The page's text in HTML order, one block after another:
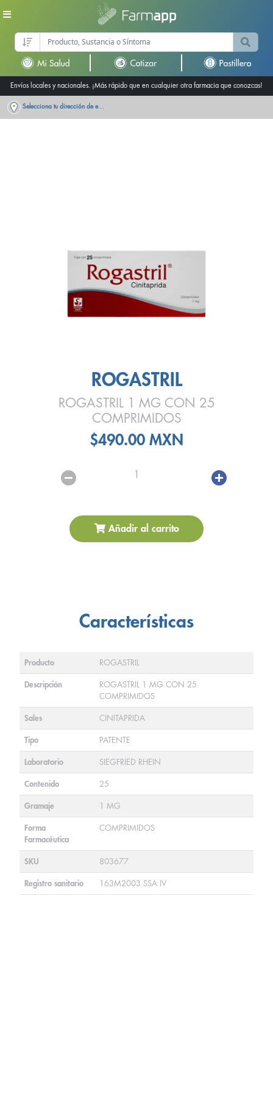
Envíos locales y nacionales. ¡Más rápido que en cualquier otra farmacia que conozcas!
Selecciona tu dirección de entrega
ROGASTRIL
ROGASTRIL 1 MG CON 25
COMPRIMIDOS
$490.00 MXN
1
Añadir al carrito
Características
Producto ROGASTRIL
Descripción
ROGASTRIL 1 MG CON 25
COMPRIMIDOS
Sales CINITAPRIDA
Tipo PATENTE
Laboratorio SIEGFRIED RHEIN
Contenido 25
Gramaje 1 MG
Forma
Farmacéutica
COMPRIMIDOS
SKU 803677
Registro sanitario 163M2003 SSA IV